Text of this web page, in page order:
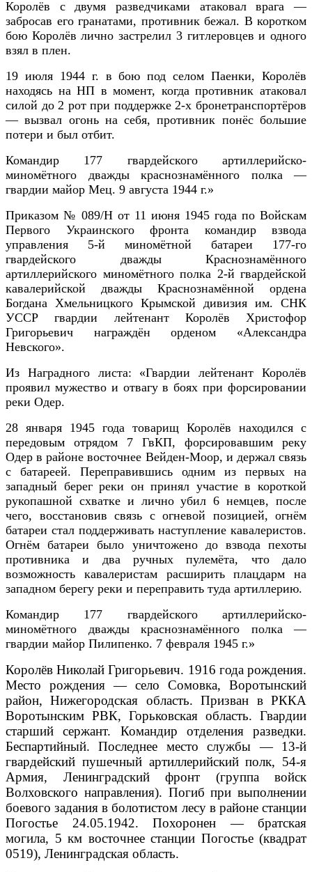
Королёв с двумя разведчиками атаковал врага —
забросав его гранатами, противник бежал. В коротком
бою Королёв лично застрелил 3 гитлеровцев и одного
взял в плен.
19 июля 1944 г. в бою под селом Паенки, Королёв
находясь на НП в момент, когда противник атаковал
силой до 2 рот при поддержке 2-х бронетранспортёров
— вызвал огонь на себя, противник понёс большие
потери и был отбит.
Командир 177 гвардейского артиллерийско-
миномётного дважды краснознамённого полка —
гвардии майор Мец. 9 августа 1944 г.»
Приказом № 089/Н от 11 июня 1945 года по Войскам
Первого Украинского фронта командир взвода
управления 5-й миномётной батареи 177-го
гвардейского дважды Краснознамённого
артиллерийского миномётного полка 2-й гвардейской
кавалерийской дважды Краснознамённой ордена
Богдана Хмельницкого Крымской дивизия им. СНК
УССР гвардии лейтенант Королёв Христофор
Григорьевич награждён орденом «Александра
Невского».
Из Наградного листа: «Гвардии лейтенант Королёв
проявил мужество и отвагу в боях при форсировании
реки Одер.
28 января 1945 года товарищ Королёв находился с
передовым отрядом 7 ГвКП, форсировавшим реку
Одер в районе восточнее Вейден-Моор, и держал связь
с батареей. Переправившись одним из первых на
западный берег реки он принял участие в короткой
рукопашной схватке и лично убил 6 немцев, после
чего, восстановив связь с огневой позицией, огнём
батареи стал поддерживать наступление кавалеристов.
Огнём батареи было уничтожено до взвода пехоты
противника и два ручных пулемёта, что дало
возможность кавалеристам расширить плацдарм на
западном берегу реки и переправить туда артиллерию.
Командир 177 гвардейского артиллерийско-
миномётного дважды краснознамённого полка —
гвардии майор Пилипенко. 7 февраля 1945 г.»
Королёв Николай Григорьевич. 1916 года рождения.
Место рождения — село Сомовка, Воротынский
район, Нижегородская область. Призван в РККА
Воротынским РВК, Горьковская область. Гвардии
старший сержант. Командир отделения разведки.
Беспартийный. Последнее место службы — 13-й
гвардейский пушечный артиллерийский полк, 54-я
Армия, Ленинградский фронт (группа войск
Волховского направления). Погиб при выполнении
боевого задания в болотистом лесу в районе станции
Погостье 24.05.1942. Похоронен — братская
могила, 5 км восточнее станции Погостье (квадрат
0519), Ленинградская область.